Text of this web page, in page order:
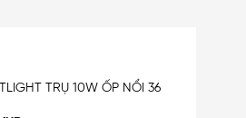
TRỤ 10W ỐP NỔI 36